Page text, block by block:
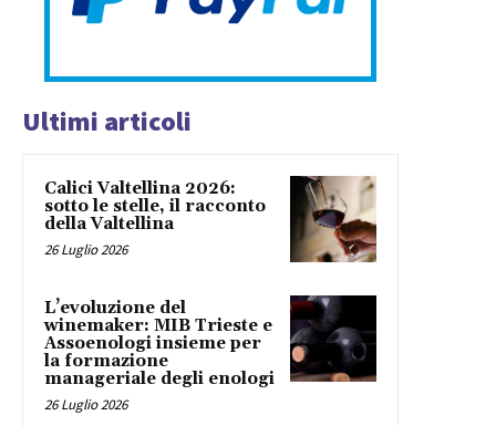
Ultimi articoli
Calici Valtellina 2026:
sotto le stelle, il racconto
della Valtellina
26 Luglio 2026
L’evoluzione del
winemaker: MIB Trieste e
Assoenologi insieme per
la formazione
manageriale degli enologi
26 Luglio 2026